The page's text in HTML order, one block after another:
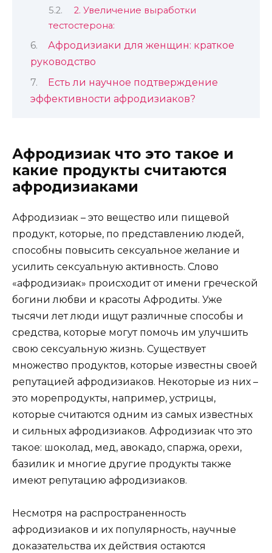
2. Увеличение выработки
тестостерона:
Афродизиаки для женщин: краткое
руководство
Есть ли научное подтверждение
эффективности афродизиаков?
Афродизиак что это такое и
какие продукты считаются
афродизиаками
Афродизиак – это вещество или пищевой
продукт, которые, по представлению людей,
способны повысить сексуальное желание и
усилить сексуальную активность. Слово
«афродизиак» происходит от имени греческой
богини любви и красоты Афродиты. Уже
тысячи лет люди ищут различные способы и
средства, которые могут помочь им улучшить
свою сексуальную жизнь. Существует
множество продуктов, которые известны своей
репутацией афродизиаков. Некоторые из них –
это морепродукты, например, устрицы,
которые считаются одним из самых известных
и сильных афродизиаков. Афродизиак что это
такое: шоколад, мед, авокадо, спаржа, орехи,
базилик и многие другие продукты также
имеют репутацию афродизиаков.
Несмотря на распространенность
афродизиаков и их популярность, научные
доказательства их действия остаются